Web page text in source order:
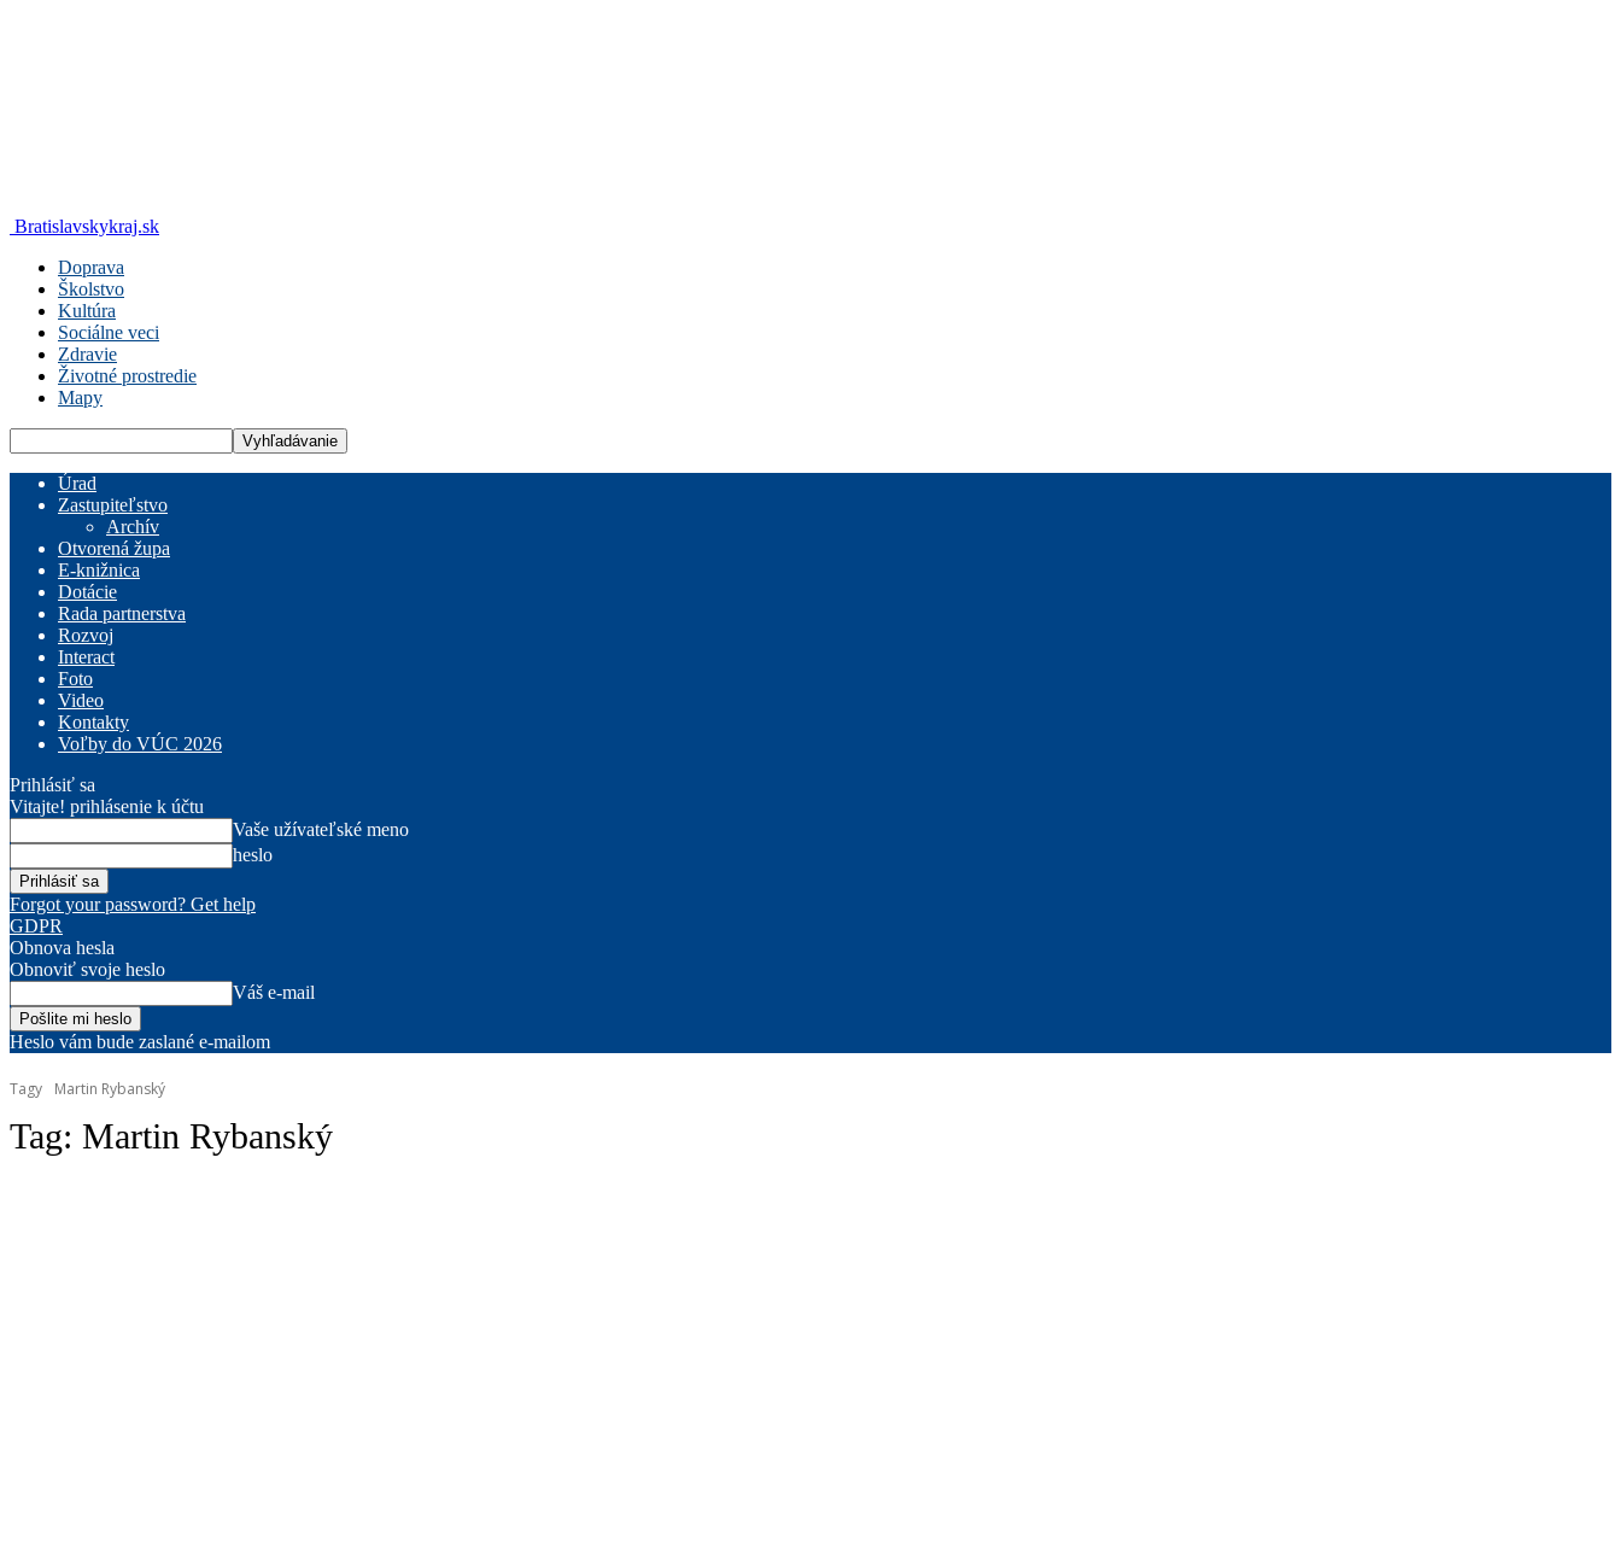
Bratislavskykraj.sk
Doprava
Školstvo
Kultúra
Sociálne veci
Zdravie
Životné prostredie
Mapy
Úrad
Zastupiteľstvo
Archív
Otvorená župa
E-knižnica
Dotácie
Rada partnerstva
Rozvoj
Interact
Foto
Video
Kontakty
Voľby do VÚC 2026
Prihlásiť sa
Vitajte! prihlásenie k účtu
Vaše užívateľské meno
heslo
Forgot your password? Get help
GDPR
Obnova hesla
Obnoviť svoje heslo
Váš e-mail
Heslo vám bude zaslané e-mailom
Tagy Martin Rybanský
Tag: Martin Rybanský